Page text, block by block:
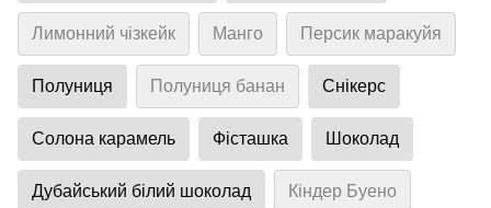
Лимонний чізкейк Манго Персик маракуйя
Полуниця Полуниця банан Снікерс
Солона карамель Фісташка Шоколад
Дубайський білий шоколад Кіндер Буено